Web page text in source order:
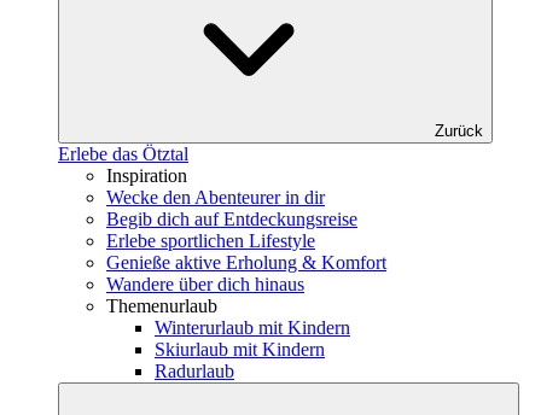
Zurück
Erlebe das Ötztal
Inspiration
Wecke den Abenteurer in dir
Begib dich auf Entdeckungsreise
Erlebe sportlichen Lifestyle
Genieße aktive Erholung & Komfort
Wandere über dich hinaus
Themenurlaub
Winterurlaub mit Kindern
Skiurlaub mit Kindern
Radurlaub